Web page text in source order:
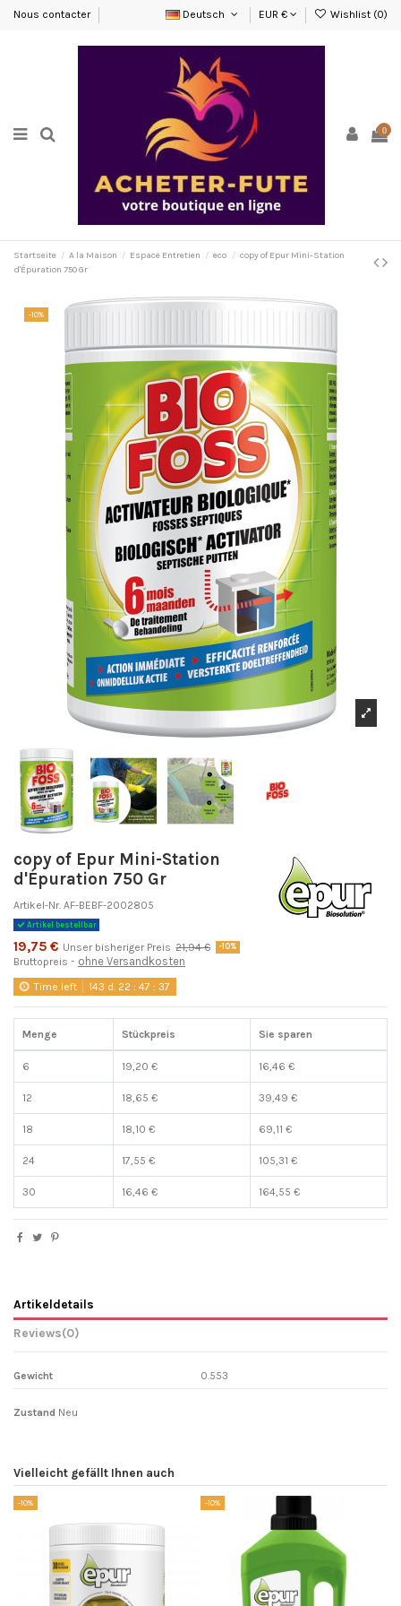
Nous contacter Deutsch EUR € Wishlist (0)
0
Startseite A la Maison Espace Entretien eco
copy of Epur Mini-Station
d'Épuration 750 Gr
-10%
copy of Epur Mini-Station
d'Épuration 750 Gr
Artikel-Nr. AF-BEBF-2002805
Artikel bestellbar
19,75 € Unser bisheriger Preis 21,94 € -10%
Bruttopreis ohne Versandkosten
Time left 143 d. 22 :47 :37
Menge Stückpreis Sie sparen
6 19,20 € 16,46 €
12 18,65 € 39,49 €
18 18,10 € 69,11 €
24 17,55 € 105,31 €
30 16,46 € 164,55 €
Artikeldetails
Reviews(0)
Gewicht 0.553
Zustand Neu
Vielleicht gefällt Ihnen auch
-10% -10%